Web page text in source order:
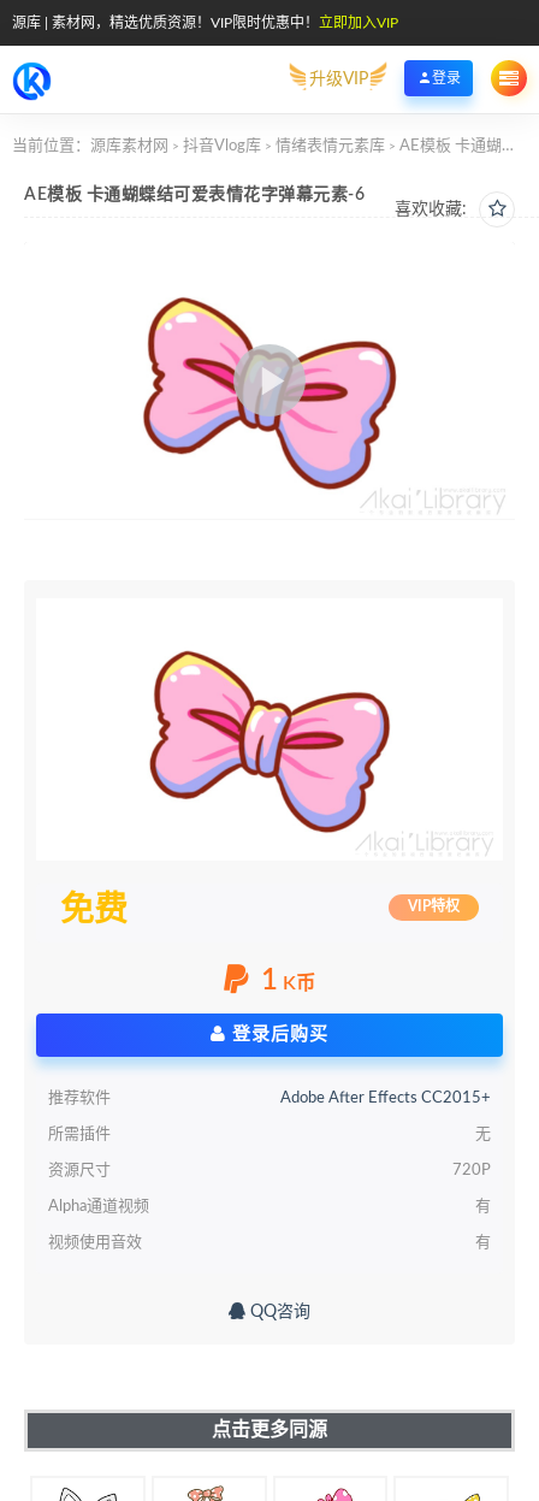
源库 | 素材网，精选优质资源！VIP限时优惠中！ 立即加入VIP
升级VIP 登录
当前位置： 源库素材网 > 抖音Vlog库 > 情绪表情元素库 > AE模板 卡通蝴蝶结可爱表情花字弹幕元素-6
喜欢收藏:
AE模板 卡通蝴蝶结可爱表情花字弹幕元素-6
免费 VIP特权
1 K币
登录后购买
推荐软件 Adobe After Effects CC2015+
所需插件 无
资源尺寸 720P
Alpha通道视频 有
视频使用音效 有
QQ咨询
点击更多同源